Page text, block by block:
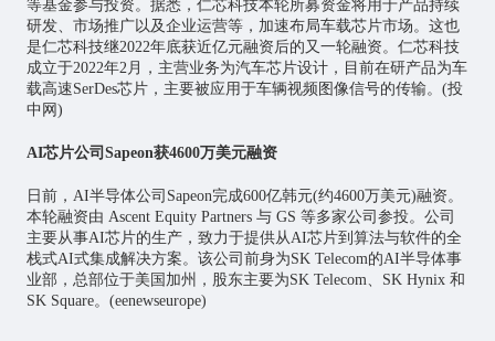
等基金参与投资。据悉，仁芯科技本轮所募资金将用于产品持续
研发、市场推广以及企业运营等，加速布局车载芯片市场。这也
是仁芯科技继2022年底获近亿元融资后的又一轮融资。仁芯科技
成立于2022年2月，主营业务为汽车芯片设计，目前在研产品为车
载高速SerDes芯片，主要被应用于车辆视频图像信号的传输。(投
中网)
AI芯片公司Sapeon获4600万美元融资
日前，AI半导体公司Sapeon完成600亿韩元(约4600万美元)融资。
本轮融资由 Ascent Equity Partners 与 GS 等多家公司参投。公司
主要从事AI芯片的生产，致力于提供从AI芯片到算法与软件的全
栈式AI式集成解决方案。该公司前身为SK Telecom的AI半导体事
业部，总部位于美国加州，股东主要为SK Telecom、SK Hynix 和
SK Square。(eenewseurope)